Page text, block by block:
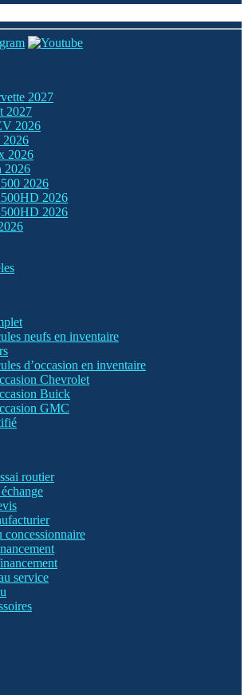
2027
2027
2026
2026
2026
2026
2026
2026
2026
neufs en inventaire
d’occasion en inventaire
Chevrolet
Buick
GMC
routier
concessionnaire
service